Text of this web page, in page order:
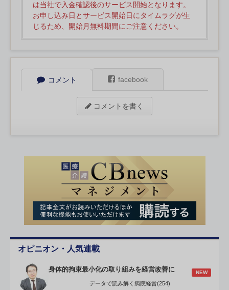
は当社で入金確認後のサービス開始となります。
お申し込み日とサービス開始日にタイムラグが生
じるため、開始月無料期間にご注意ください。
コメント facebook
コメントを書く
オピニオン・人気連載
身体的拘束最小化の取り組みを経営改善に NEW
データで読み解く病院経営(254)